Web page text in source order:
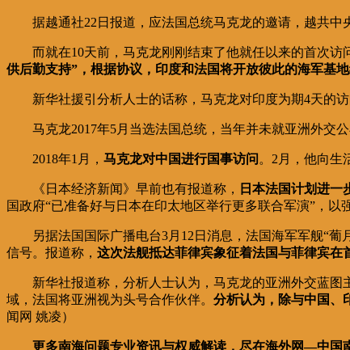
据越通社22日报道，应法国总统马克龙的邀请，越共中
而就在10天前，马克龙刚刚结束了他就任以来的首次访
供后勤支持”，根据协议，印度和法国将开放彼此的海军基地
新华社援引分析人士的话称，马克龙对印度为期4天的
马克龙2017年5月当选法国总统，当年并未就亚洲外交
2018年1月， 马克龙对中国进行国事访问 。2月，他向生
《日本经济新闻》早前也有报道称， 日本法国计划进一
国政府“已准备好与日本在印太地区举行更多联合军演”，以
另据法国国际广播电台3月12日消息，法国海军军舰“
信号。报道称， 这次法舰抵达菲律宾象征着法国与菲律宾在
新华社报道称，分析人士认为，马克龙的亚洲外交蓝
域，法国将亚洲视为头号合作伙伴。 分析认为，除与中国、
闻网 姚凌）
更多南海问题专业资讯与权威解读，尽在海外网—中国